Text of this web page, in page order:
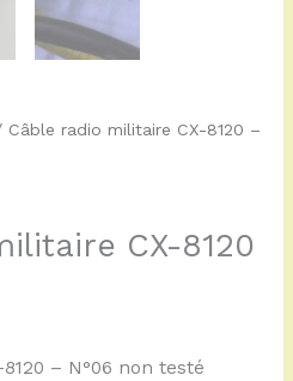
Câble radio militaire CX-8120 –
CX-8120
– N°06 non testé